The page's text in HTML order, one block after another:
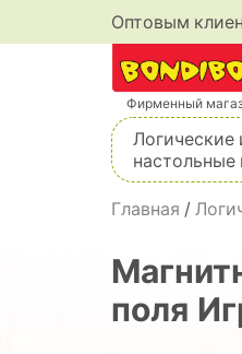
Оптовым
Фирменный
Логические
настольные
Главная /
поля